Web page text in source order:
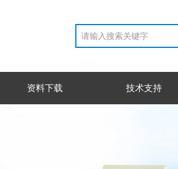
资料下载 技术支持